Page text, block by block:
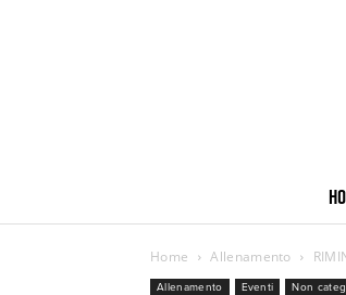
Home Allenamento
Allenamento Eventi Non